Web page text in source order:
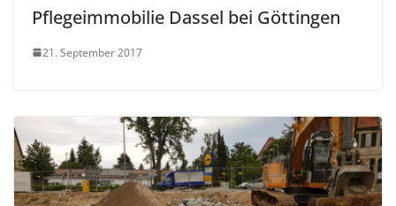
Pflegeimmobilie Dassel bei Göttingen
21. September 2017